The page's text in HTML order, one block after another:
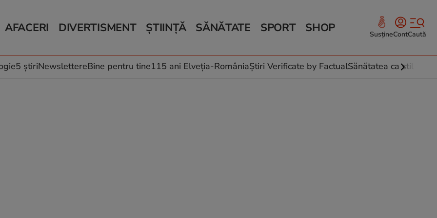
AFACERI
Auto
Locuri de muncă
DIVERTISMENT
Horoscop
Muzică și Filme
ȘTIINȚĂ
Schimbări climatice
SĂNĂTATE
Relații
Rețete culinare
SPORT SHOP SusțineContCaută
5 știriNewslettereBine pentru tine115 ani Elveția-RomâniaȘtiri Verificate by FactualSănătatea ca stil de